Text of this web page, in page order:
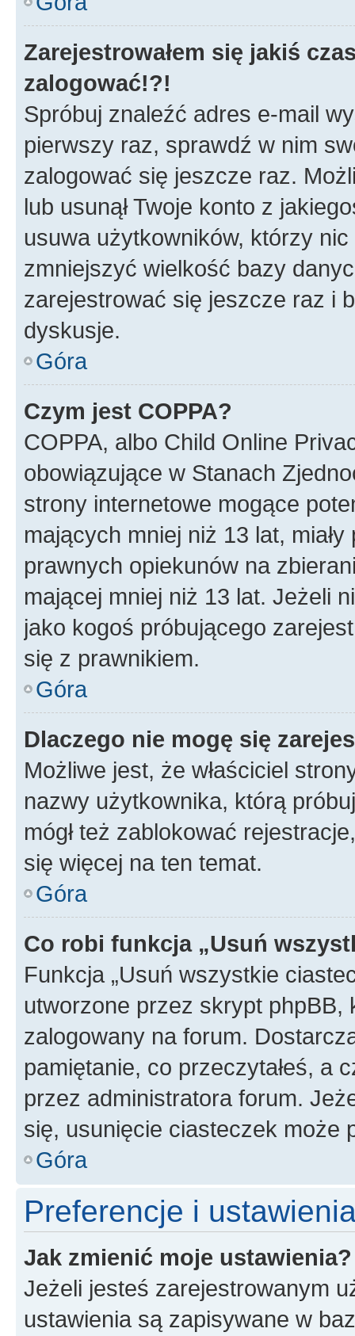
Zarejestrowałem się jakiś
zalogować!?!
Spróbuj znaleźć adres e-mail
pierwszy raz, sprawdź w nim
zalogować się jeszcze raz.
lub usunął Twoje konto z
usuwa użytkowników, którzy
zmniejszyć wielkość bazy
zarejestrować się jeszcze raz i
dyskusje.
Góra
Czym jest COPPA?
COPPA, albo Child Online
obowiązujące w Stanach
strony internetowe mogące
mających mniej niż 13 lat,
prawnych opiekunów na
mającej mniej niż 13 lat. Jeżeli
jako kogoś próbującego
się z prawnikiem.
Góra
Dlaczego nie mogę się
Możliwe jest, że właściciel
nazwy użytkownika, którą
mógł też zablokować
się więcej na ten temat.
Góra
Co robi funkcja „Usuń
Funkcja „Usuń wszystkie
utworzone przez skrypt
zalogowany na forum.
pamiętanie, co przeczytałeś, a
przez administratora forum.
się, usunięcie ciasteczek może
Góra
Preferencje i
Jak zmienić moje ustawienia?
Jeżeli jesteś zarejestrowanym
ustawienia są zapisywane w